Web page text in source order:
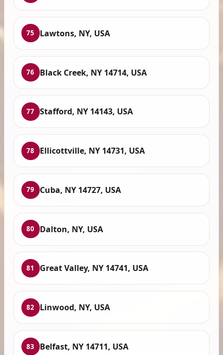
75 Lawtons, NY, USA
76 Black Creek, NY 14714, USA
77 Stafford, NY 14143, USA
78 Ellicottville, NY 14731, USA
79 Cuba, NY 14727, USA
80 Dalton, NY, USA
81 Great Valley, NY 14741, USA
82 Linwood, NY, USA
83 Belfast, NY 14711, USA